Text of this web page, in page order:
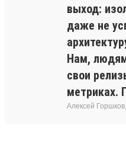
выход:
даже не
Нам,
свои
метриках.
Алексей